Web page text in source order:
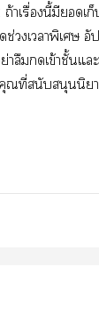
าเรื่องนี้มีเ
วงเาพิเศษ อั
มเข้าชั้นแ
ณที่สนับสนุนนิยา